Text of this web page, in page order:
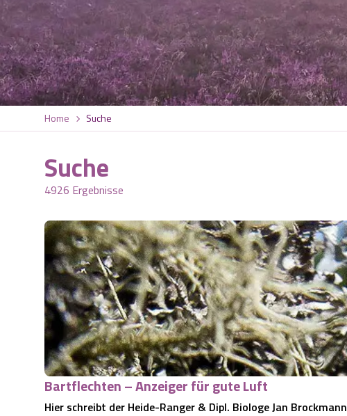
Home Suche
Suche
4926 Ergebnisse
Bartflechten – Anzeiger für gute Luft
Hier schreibt der Heide-Ranger & Dipl. Biologe Jan Brockmann